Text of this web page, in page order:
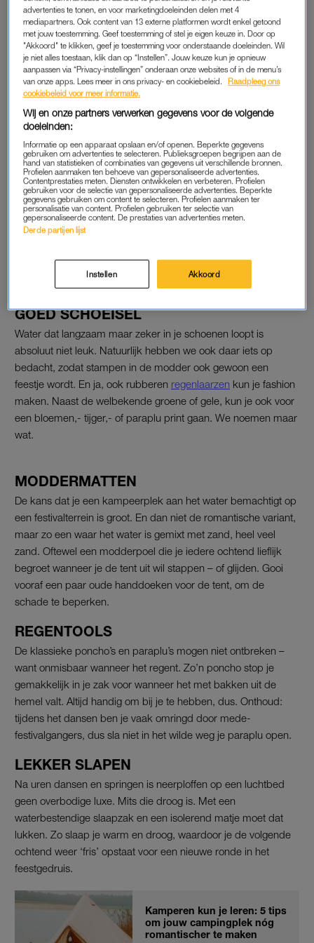
WATERDICHTE TENT
Het lijkt een inkoppertje, maar wel de belangrijkste van
allemaal: eententdie geen enkele druppel water binnenlaat.
Het voelt even als een investering (lees: rond de honderd
euro), maar wakker worden onder een droge deken is heel
wat waard. Al helemaal op een festivalterrein.
LAAG OP LAAG
Koude windvlagen, felle zonnestralen, miezer en regenbuien
van jewelste: tijdens een weekendfestival kun je het beste op
alles zijn voorbereid. Dus denk niet ‘het is potverdikkie juli, dus
ik neem alleen korte broeken en linnen topjes mee’, nee, ook
GOED SCHOEISEL
Water dat langzaam maar zeker in je schoenen loopt is
absoluut niet leuk. Natuurlijk hebben we ook daar iets op
bedacht, zodat stampen in de modder ook gewoon een
feestje wordt. En ja, ook rubberen regenlaarzen kun je fashion
maken. Naast de welbekende groene of gele, kun je ook voor
een bloemen,- tijger,- of paraplu print gaan. We noemen maar
wat.
MODDERMATTEN
De kans dat je een kampeerplek aan het water bemachtigt op
een festivalterrein is groot. En dan niet de romantische variant,
maar zo een waar het water is gemixt met zand, heel veel
zand. Oftewel een modderpoel die je iedere ochtend lieflijk
begroet wanneer je de tent uit wil stappen – of glijden. Gooi
vooraf een paar oude handdoeken voor de tent, om de
schade te beperken.
REGENTOOLS
De klassieke poncho’s en paraplu’s mogen niet ontbreken –
want onmisbaar wanneer het regent. Zo’n poncho stop je
gemakkelijk in je zak voor wanneer het met bakken uit de
hemel valt. Altijd handig om bij je te hebben, dus. Onthoud:
tijdens het dansen ben je vaak omringd door mede-
festivalgangers, dus sla niet in het wilde weg je paraplu open.
LEKKER SLAPEN
Na uren dansen en springen is neerploffen op een luchtbed
geen overbodige luxe. Mits die droog is. Met een
waterbestendige slaapzak en een isolerend matje moet dat
lukken. Zo slaap je warm en droog, waardoor je de volgende
ochtend weer ‘fris’ opstaat voor een nieuwe ronde in het
feestgedruis.
Kamperen kun je leren: 5 tips
om jouw campingplek nóg
romantischer te maken
advertenties te tonen, en voor marketingdoeleinden delen met 4
mediapartners. Ook content van 13 externe platformen wordt enkel getoond
met jouw toestemming. Geef toestemming of stel je eigen keuze in. Door op
"Akkoord" te klikken, geef je toestemming voor onderstaande doeleinden. Wil
je niet alles toestaan, klik dan op “Instellen”. Jouw keuze kun je opnieuw
aanpassen via “Privacy-instellingen” onderaan onze websites of in de menu’s
van onze apps. Lees meer in ons privacy- en cookiebeleid.
Raadpleeg ons
cookiebeleid voor meer informatie.
Wij en onze partners verwerken gegevens voor de volgende
doeleinden:
Informatie op een apparaat opslaan en/of openen. Beperkte gegevens
gebruiken om advertenties te selecteren. Publieksgroepen begrijpen aan de
hand van statistieken of combinaties van gegevens uit verschillende bronnen.
Profielen aanmaken ten behoeve van gepersonaliseerde advertenties.
Contentprestaties meten. Diensten ontwikkelen en verbeteren. Profielen
gebruiken voor de selectie van gepersonaliseerde advertenties. Beperkte
gegevens gebruiken om content te selecteren. Profielen aanmaken ter
personalisatie van content. Profielen gebruiken ter selectie van
gepersonaliseerde content. De prestaties van advertenties meten.
Derde partijen lijst
Instellen Akkoord